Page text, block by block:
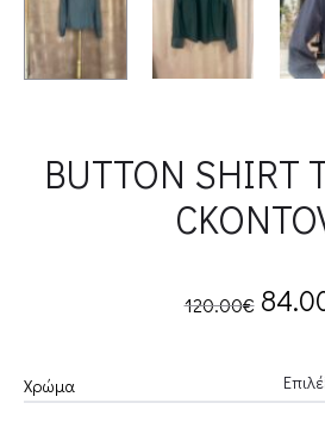
BUTTON SHIRT
120.00€
was:
Χρώμα